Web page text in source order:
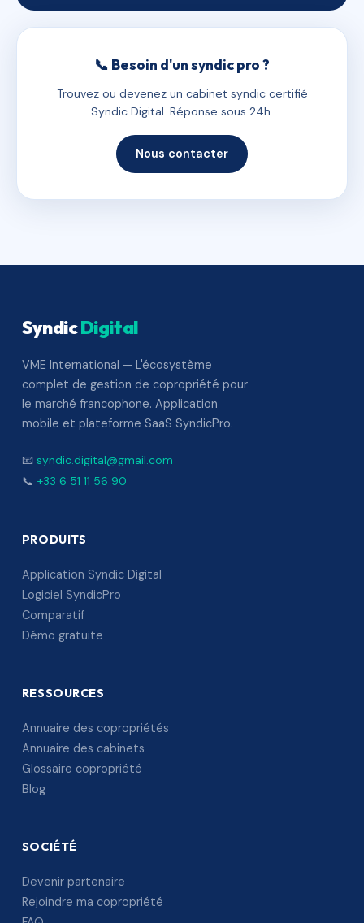
📞 Besoin d'un syndic pro ?
Trouvez ou devenez un cabinet syndic certifié
Syndic Digital. Réponse sous 24h.
Nous contacter
SyndicDigital
VME International — L'écosystème
complet de gestion de copropriété pour
le marché francophone. Application
mobile et plateforme SaaS SyndicPro.
📧 syndic.digital@gmail.com
📞 +33 6 51 11 56 90
PRODUITS
Application Syndic Digital
Logiciel SyndicPro
Comparatif
Démo gratuite
RESSOURCES
Annuaire des copropriétés
Annuaire des cabinets
Glossaire copropriété
Blog
SOCIÉTÉ
Devenir partenaire
Rejoindre ma copropriété